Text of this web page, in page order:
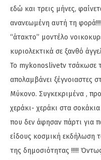
εδώ και τρεις μήνες,
ανανεωμένη αυτή τη
“άτακτο” μοντέλο
κυριολεκτικά σε ξανθό
Το mykonoslivetv τσάκωσε
απολαμβάνει ξέγνοιαστες
Μύκονο. Συγκεκριμένα ,
χεράκι- χεράκι στα
που δεν άφησαν πάρτι για
είδους κοσμική εκδήλωση
της δημοσιότητας !!!!!